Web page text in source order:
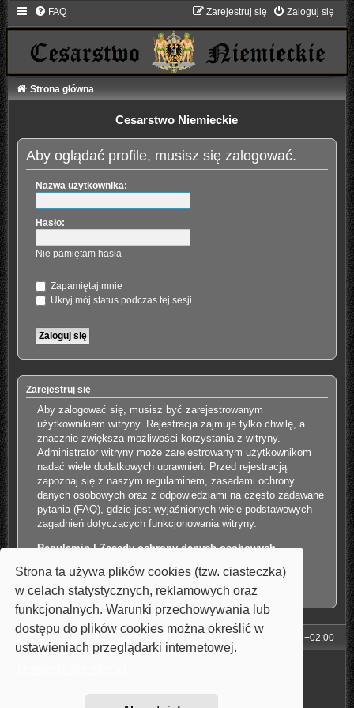
Strona ta używa plików cookies (tzw. ciasteczka)
w celach statystycznych, reklamowych oraz
funkcjonalnych. Warunki przechowywania lub
dostępu do plików cookies można określić w
ustawieniach przeglądarki internetowej.
FAQ Zaloguj się
Zarejestruj się
Strona główna
Cesarstwo Niemieckie
Aby oglądać profile, musisz się zalogować.
Nazwa użytkownika:
Hasło:
Nie pamiętam hasła
Zapamiętaj mnie
Ukryj mój status podczas tej sesji
Zarejestruj się
Aby zalogować się, musisz być zarejestrowanym
użytkownikiem witryny. Rejestracja zajmuje tylko chwilę, a
znacznie zwiększa możliwości korzystania z witryny.
Administrator witryny może zarejestrowanym użytkownikom
nadać wiele dodatkowych uprawnień. Przed rejestracją
zapoznaj się z naszym regulaminem, zasadami ochrony
danych osobowych oraz z odpowiedziami na często zadawane
pytania (FAQ), gdzie jest wyjaśnionych wiele podstawowych
zagadnień dotyczących funkcjonowania witryny.
Regulamin|Zasady ochrony danych osobowych
Zarejestruj się
Strona główna UTC+02:00